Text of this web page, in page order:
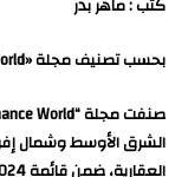
بحسب تصنيف مجلة «Finance World» لعام 2024
الشرق الأوسط وشمال